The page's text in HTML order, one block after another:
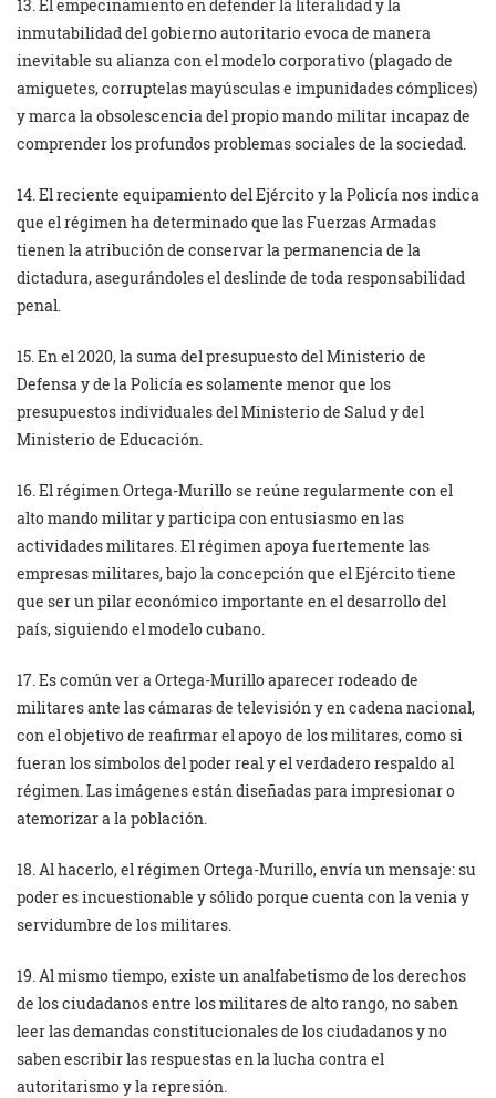
13. El empecinamiento en defender la literalidad y la
inmutabilidad del gobierno autoritario evoca de manera
inevitable su alianza con el modelo corporativo (plagado de
amiguetes, corruptelas mayúsculas e impunidades cómplices)
y marca la obsolescencia del propio mando militar incapaz de
comprender los profundos problemas sociales de la sociedad.
14. El reciente equipamiento del Ejército y la Policía nos indica
que el régimen ha determinado que las Fuerzas Armadas
tienen la atribución de conservar la permanencia de la
dictadura, asegurándoles el deslinde de toda responsabilidad
penal.
15. En el 2020, la suma del presupuesto del Ministerio de
Defensa y de la Policía es solamente menor que los
presupuestos individuales del Ministerio de Salud y del
Ministerio de Educación.
16. El régimen Ortega-Murillo se reúne regularmente con el
alto mando militar y participa con entusiasmo en las
actividades militares. El régimen apoya fuertemente las
empresas militares, bajo la concepción que el Ejército tiene
que ser un pilar económico importante en el desarrollo del
país, siguiendo el modelo cubano.
17. Es común ver a Ortega-Murillo aparecer rodeado de
militares ante las cámaras de televisión y en cadena nacional,
con el objetivo de reafirmar el apoyo de los militares, como si
fueran los símbolos del poder real y el verdadero respaldo al
régimen. Las imágenes están diseñadas para impresionar o
atemorizar a la población.
18. Al hacerlo, el régimen Ortega-Murillo, envía un mensaje: su
poder es incuestionable y sólido porque cuenta con la venia y
servidumbre de los militares.
19. Al mismo tiempo, existe un analfabetismo de los derechos
de los ciudadanos entre los militares de alto rango, no saben
leer las demandas constitucionales de los ciudadanos y no
saben escribir las respuestas en la lucha contra el
autoritarismo y la represión.